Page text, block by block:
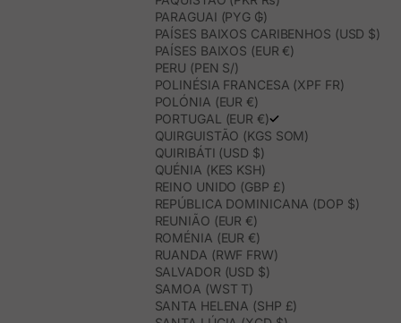
PARAGUAI (PYG ₲)
PAÍSES BAIXOS CARIBENHOS (USD $)
PAÍSES BAIXOS (EUR €)
PERU (PEN S/)
POLINÉSIA FRANCESA (XPF FR)
POLÓNIA (EUR €)
PORTUGAL (EUR €)
QUIRGUISTÃO (KGS SOM)
QUIRIBÁTI (USD $)
QUÉNIA (KES KSH)
REINO UNIDO (GBP £)
REPÚBLICA DOMINICANA (DOP $)
REUNIÃO (EUR €)
ROMÉNIA (EUR €)
RUANDA (RWF FRW)
SALVADOR (USD $)
SAMOA (WST T)
SANTA HELENA (SHP £)